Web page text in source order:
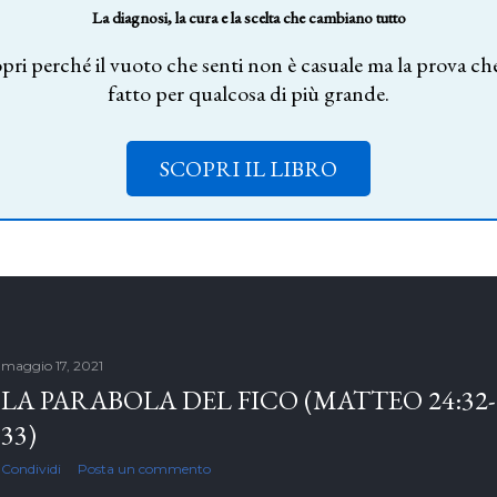
La diagnosi, la cura e la scelta che cambiano tutto
perché il vuoto che senti non è casuale ma la prova
fatto per qualcosa di più grande.
SCOPRI IL LIBRO
maggio 17, 2021
LA PARABOLA DEL FICO (MATTEO 24:32-
33)
Condividi Posta un commento